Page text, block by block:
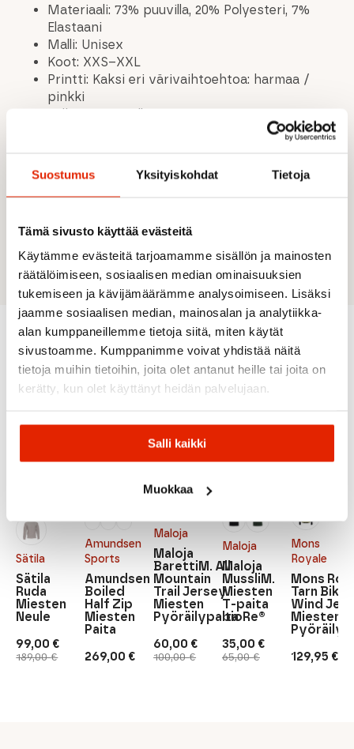
Suostumus Yksityiskohdat Tietoja
Tämä sivusto käyttää evästeitä
Käytämme evästeitä tarjoamamme sisällön ja mainosten
räätälöimiseen, sosiaalisen median ominaisuuksien
tukemiseen ja kävijämäärämme analysoimiseen. Lisäksi
jaamme sosiaalisen median, mainosalan ja analytiikka-
alan kumppaneillemme tietoja siitä, miten käytät
sivustoamme. Kumppanimme voivat yhdistää näitä
tietoja muihin tietoihin, joita olet antanut heille tai joita on
kerätty, kun olet käyttänyt heidän palvelujaan.
Salli kaikki
Muokkaa
Materiaali: 73% puuvilla, 20% Polyesteri, 7%
Elastaani
Malli: Unisex
Koot: XXS–XXL
Printti: Kaksi eri värivaihtoehtoa: harmaa /
pinkki
Pehmeä, hengittävä ja kestävä
Istuvuus: Rento ja mukava
Huppu: Säädettävä nyöreillä
Helma ja hihansuut: Joustavat ribbiresorit
Sopii arkeen ja vapaa-aikaan
Suositeltua sinulle
Sätila
189,00€
Alkuperäinen
hinta
99,00 €
Nykyinen
hinta
Sätila
Ruda
Miesten
Neule
Amundsen
Sports
269,00 €
Amundsen
Boiled
Half Zip
Miesten
Paita
Maloja
100,00€
Alkuperäinen
hinta
60,00 €
Nykyinen
hinta
Maloja
BarettiM. All
Mountain
Trail Jersey
Miesten
Pyöräilypaita
Maloja
65,00€
Alkuperäinen
hinta
35,00 €
Nykyinen
hinta
Maloja
MussliM.
Miesten
T-paita
bioRe®
Mons
Royale
129,95 €
Mons
Tarn Bike
Wind
Miesten